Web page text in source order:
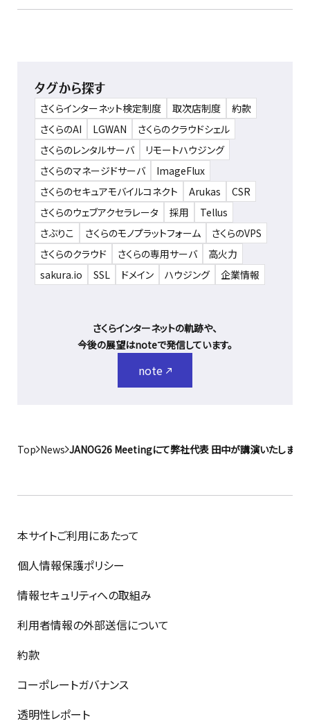
タグから探す
さくらインターネット検定制度 取次店制度
約款
さくらのAI
LGWAN
さくらのクラウドシェル
さくらのレンタルサーバ
リモートハウジング
さくらのマネージドサーバ
ImageFlux
さくらのセキュアモバイルコネクト
Arukas
CSR
さくらのウェブアクセラレータ
採用
Tellus
さぶりこ
さくらのモノプラットフォーム
さくらのVPS
さくらのクラウド
さくらの専用サーバ
高火力
sakura.io
SSL ドメイン ハウジング 企業情報
さくらインターネットの軌跡や、
今後の展望はnoteで発信しています。
note
Top News JANOG26 Meetingにて弊社代表 田中が講演いたします
本サイトご利用にあたって
個人情報保護ポリシー
情報セキュリティへの取組み
利用者情報の外部送信について
約款
コーポレートガバナンス
透明性レポート